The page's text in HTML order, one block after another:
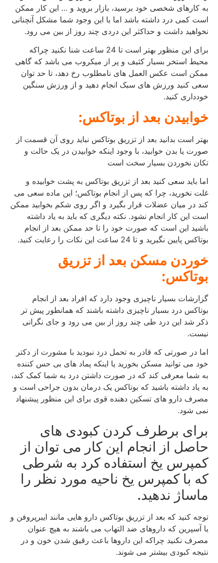
به کارهای شخصی خود برسید، بازار بروید و … این کار ممکن
است کمی درد داشته باشد اما با این وجود شما مشکل آنچنانی
نخواهید داشت و حداکثر این دردی چند روز از بین می رود.
برای این منظور بهتر است تا 24 ساعت شنا نکنید چراکه
محیط استخر بسیار کثیف و پر از میکروب می باشد که گاهی
ممکن است عکس العمل های نامطلوب رخ دهد، تا حد توان
سعی کنید ورزش های سبک انجام دهید و از ورزش سنگین
خودداری کنید.
خوابیدن بعد از بوتاکس:
بهتر است بدانید بعد از تزریق بوتاکس نباید روی آن قسمت از
صورت یا بدن خوابید، با وجود اینکه خوابیدن در یک حالت و
تکان نخوردن بسیار سخت است
اما باید سعی کنید بعد از تزریق بوتاکس به پشت خوابیده و
غلت نخورید، چرا که پس از انجام بوتاکس؛ این ماده سعی می
کند در میان عضلات قرار بگیرد و اگر روی شکم بخوابید ممکن
است این کار انجام نشود. نکته دیگری که باید به یاد داشته
باشید این است که صورت خود را تا حد ممکن بعد از انجام
بوتاکس پایین نگیرید و تا 24 ساعت این نکات را رعایت کنید.
خوردن مسکن بعد از تزریق
بوتاکس:
گزارشات بسیار ناچیزی وجود دارد که افراد بعد از انجام
بوتاکس درد بسیار ناچیزی داشته باشند که همانطور پیش تر
ذکر شد این درد طی چند روز از بین می رود و جای نگرانی
نیست.
اما در صورتی که قادر به تحمل درد نبودید با مشورت از دکتر
خود می توانید مسکن بخورید یا اینکه پماد های بی حس کننده
به شما معرفی کند که در صورت داشتن درد به شما کمک کند،
به یاد داشته باشید که بوتاکس یک درمان بدون جراحی است و
مصرف دارو های تسکین دهنده قوی برای این منظور پیشنهاد
نمی شود.
برای برطرف کردن کبودی های
حاصل از انجام این کار می توان از
کمپرس یخ استفاده کرد به شرطی
که با کمپرس یخ ناحیه مورد نظر را
ماساژ ندهید.
توجه کنید که بعد از تزریق بوتاکس دارو هایی مانند ایبرپروفن و
یا آسپرین که داروهای ضد التهاب می باشند به هیچ عنوان
مصرف نکنید چراکه این داروها باعث رقیق شدن خون و در
نتیجه کبودی بیشتر می شوند.